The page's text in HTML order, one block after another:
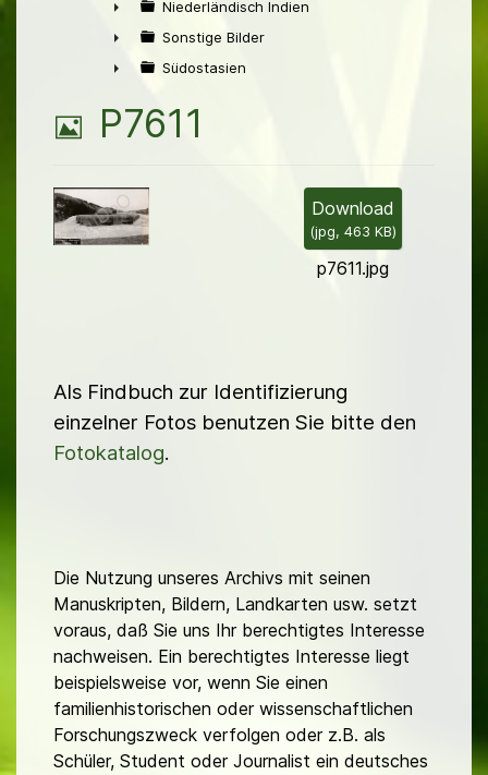
►
►
Niederländisch Indien
►
Sonstige Bilder
Südostasien
B
l
P7611
Download
(jpg, 463 KB)
p7611.jpg
Als Findbuch zur Identifizierung
einzelner Fotos benutzen Sie bitte den
Fotokatalog.
Die Nutzung unseres Archivs mit seinen
Manuskripten, Bildern, Landkarten usw. setzt
voraus, daß Sie uns Ihr berechtigtes Interesse
nachweisen. Ein berechtigtes Interesse liegt
beispielsweise vor, wenn Sie einen
familienhistorischen oder wissenschaftlichen
Forschungszweck verfolgen oder z.B. als
Schüler, Student oder Journalist ein deutsches